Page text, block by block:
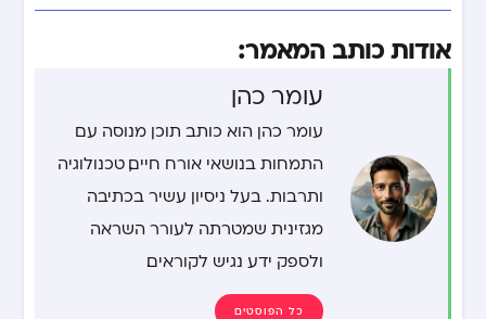
אודות כותב המאמר:
עומר כהן
עומר כהן הוא כותב תוכן מנוסה עם
התמחות בנושאי אורח חיים, טכנולוגיה
ותרבות. בעל ניסיון עשיר בכתיבה
מגזינית שמטרתה לעורר השראה
ולספק ידע נגיש לקוראים.
כל הפוסטים